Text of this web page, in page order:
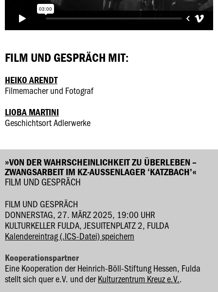
FILM UND GESPRÄCH MIT:
HEIKO ARENDT
Filmemacher und Fotograf
LIOBA MARTINI
Geschichtsort Adlerwerke
»VON DER WAHRSCHEINLICHKEIT ZU ÜBERLEBEN –
ZWANGSARBEIT IM KZ-AUSSENLAGER ‘KATZBACH’«
FILM UND GESPRÄCH
FILM UND GESPRÄCH
DONNERSTAG, 27. MÄRZ 2025, 19:00 UHR
KULTURKELLER FULDA, JESUITENPLATZ 2, FULDA
Kalendereintrag (.ICS-Datei) speichern
Kooperationspartner
Eine Kooperation der Heinrich-Böll-Stiftung Hessen, Fulda
stellt sich quer e.V. und derKulturzentrum Kreuz e.V..